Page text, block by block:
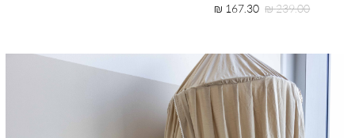
מחיר
167.30 ₪
מחיר
239.00 ₪
תמונת
רוחב
כילה
לתינוק